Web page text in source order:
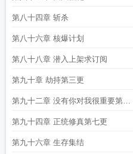
第八十四章 斩杀
第八十六章 核爆计划
第八十八章 潜入上架求订阅
第九十章 劫持第三更
第九十二章 没有你对我很重要第五
更
第九十四章 正统修真第七更
第九十六章 生存集结